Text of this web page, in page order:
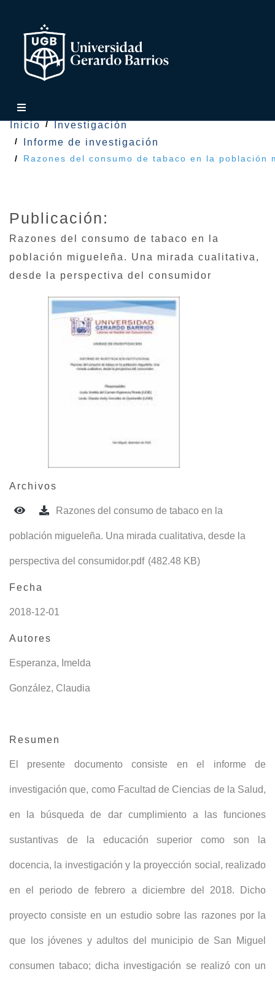
Inicio
Investigación
Informe de investigación
Razones del consumo de tabaco en la
Publicación:
Razones del consumo de tabaco en la
población migueleña. Una mirada cualitativa,
desde la perspectiva del consumidor
Archivos
Razones del consumo de tabaco en la
población migueleña. Una mirada cualitativa, desde la
perspectiva del consumidor.pdf (482.48 KB)
Fecha
2018-12-01
Autores
Esperanza, Imelda
González, Claudia
Resumen
El presente documento consiste en el informe de
investigación que, como Facultad de Ciencias de la Salud,
en la búsqueda de dar cumplimiento a las funciones
sustantivas de la educación superior como son la
docencia, la investigación y la proyección social, realizado
en el periodo de febrero a diciembre del 2018. Dicho
proyecto consiste en un estudio sobre las razones por la
que los jóvenes y adultos del municipio de San Miguel
consumen tabaco; dicha investigación se realizó con un